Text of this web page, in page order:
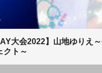
大会2022】山地ゆりえ
クト～